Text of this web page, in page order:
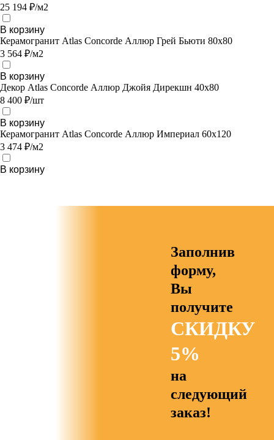
25 194 ₽/м2
В корзину
Керамогранит Atlas Concorde Аллюр Грей Бьюти 80х80
3 564 ₽/м2
В корзину
Декор Atlas Concorde Аллюр Джойя Дирекшн 40x80
8 400 ₽/шт
В корзину
Керамогранит Atlas Concorde Аллюр Империал 60x120
3 474 ₽/м2
В корзину
Заполнив
форму,
Вы
получите
СКИДКУ
5%
на
следующий
заказ!